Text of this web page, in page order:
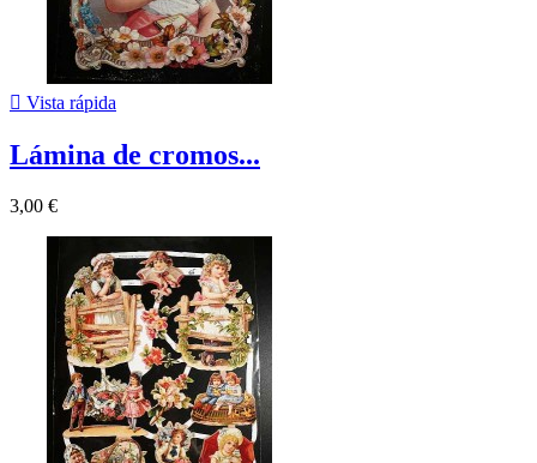
 Vista rápida
Lámina de cromos...
3,00 €